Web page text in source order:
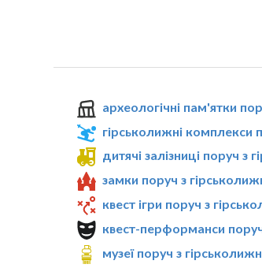
археологічні пам'ятки
гірськолижні комплекси
дитячі залізниці поруч
замки поруч з
квест ігри поруч з
квест-перформанси
музеї поруч з